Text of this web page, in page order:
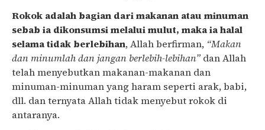
Rokok adalah bagian dari makanan atau minuman
sebab ia dikonsumsi melalui mulut, maka ia halal
selama tidak berlebihan, Allah berfirman, “Makan
dan minumlah dan jangan berlebih-lebihan” dan Allah
telah menyebutkan makanan-makanan dan
minuman-minuman yang haram seperti arak, babi,
dll. dan ternyata Allah tidak menyebut rokok di
antaranya.